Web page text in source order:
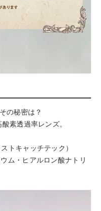
の秘密は？
素透過率レンズ。
トキャッチテック）
ム・ヒアルロン酸ナトリ